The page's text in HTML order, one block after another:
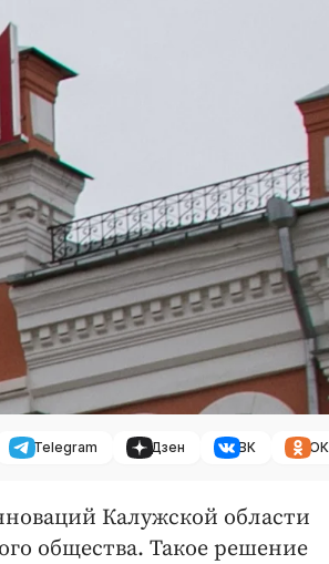
Telegram Дзен ВК ОК
Калужской области
общества. Такое решение